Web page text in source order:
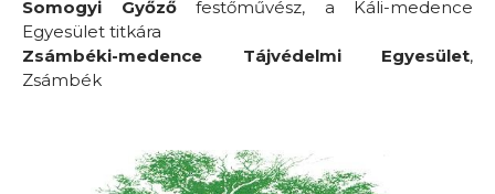
Somogyi Győző festőművész, a Káli-medence
Egyesület titkára
Zsámbéki-medence Tájvédelmi Egyesület,
Zsámbék